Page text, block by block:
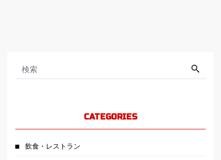
CATEGORIES
飲食・レストラン